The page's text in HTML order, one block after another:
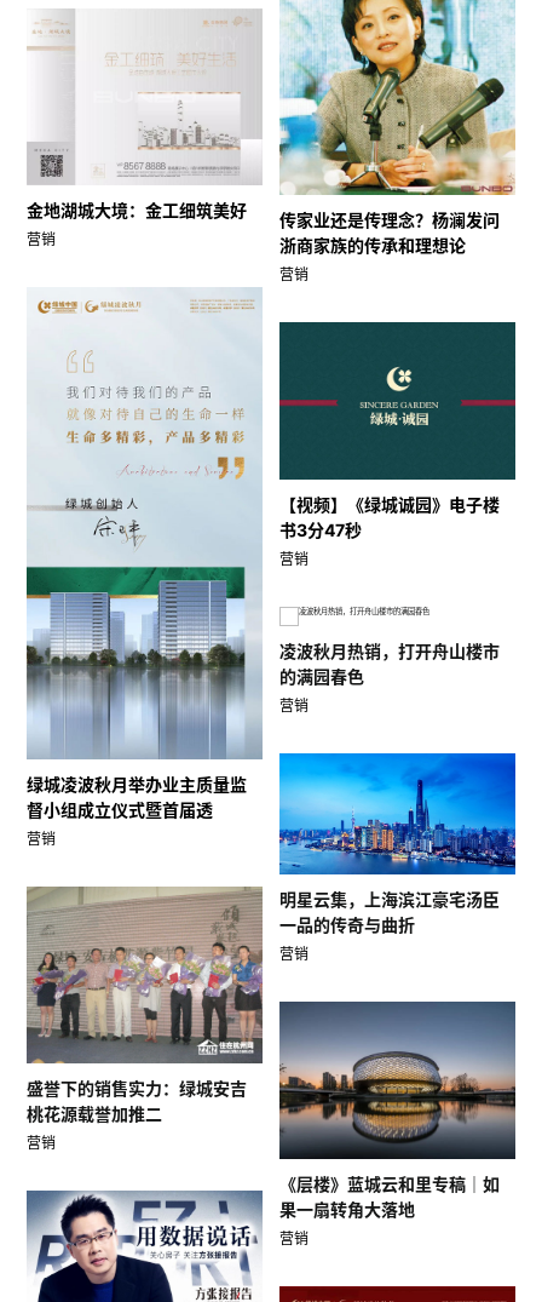
传家业还是传理念？杨澜发问
浙商家族的传承和理想论
营销
金地湖城大境：金工细筑美好
营销
绿城凌波秋月举办业主质量监
督小组成立仪式暨首届透
营销
【视频】《绿城诚园》电子楼
书3分47秒
营销
凌波秋月热销，打开舟山楼市
的满园春色
营销
明星云集，上海滨江豪宅汤臣
一品的传奇与曲折
营销
盛誉下的销售实力：绿城安吉
桃花源载誉加推二
营销
《层楼》蓝城云和里专稿｜如
果一扇转角大落地
营销